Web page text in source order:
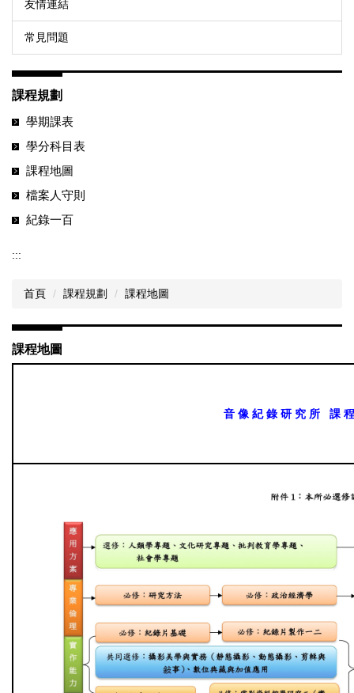
友情連結
常見問題
課程規劃
學期課表
學分科目表
課程地圖
檔案人守則
紀錄一百
:::
首頁 課程規劃 課程地圖
課程地圖
音 像 紀 錄 研 究 所 課